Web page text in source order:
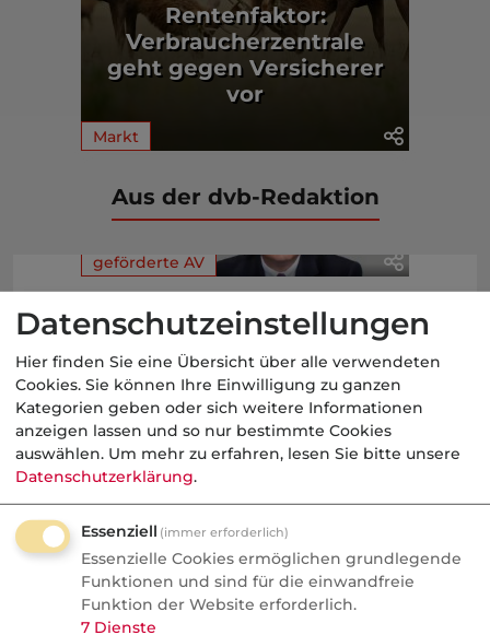
Rentenfaktor:
Verbraucherzentrale
geht gegen Versicherer
vor
Markt
Aus der dvb-Redaktion
geförderte AV
Nachrichten
Altersvorsorgedepot:
Bedrohung oder Chance für
Vermittler?
AVD ab 2027: Bedrohung oder
Goldgrube? blau-direkt-COO Stephan
Schinnenburg verrät im Podcast, warum
Neobroker längst Kunden anschreiben
und welche Produkte doch Provision
bringen.
Datenschutzeinstellungen
Hier finden Sie eine Übersicht über alle verwendeten
Cookies. Sie können Ihre Einwilligung zu ganzen
Kategorien geben oder sich weitere Informationen
anzeigen lassen und so nur bestimmte Cookies
auswählen. Um mehr zu erfahren, lesen Sie bitte unsere
Datenschutzerklärung.
Essenziell (immer erforderlich)
Essenzielle Cookies ermöglichen grundlegende
Funktionen und sind für die einwandfreie
Funktion der Website erforderlich.
7 Dienste